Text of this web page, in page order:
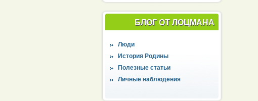
БЛОГ ОТ ЛОЦМАНА
Люди
История Родины
Полезные статьи
Личные наблюдения